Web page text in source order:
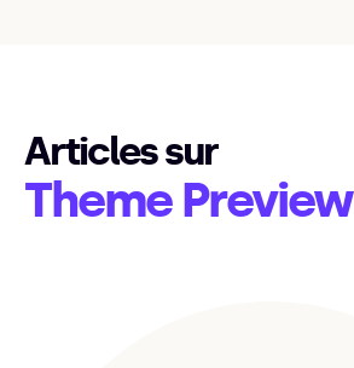
Articles sur
Theme Preview